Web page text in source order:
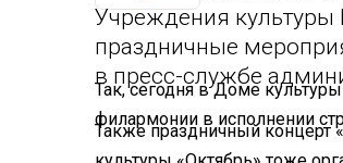
Учреждения культуры
праздничные
в пресс-службе
Так, сегодня в Доме
филармонии в исполнении
Также праздничный